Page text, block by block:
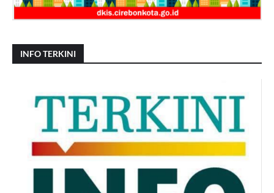
INFO TERKINI